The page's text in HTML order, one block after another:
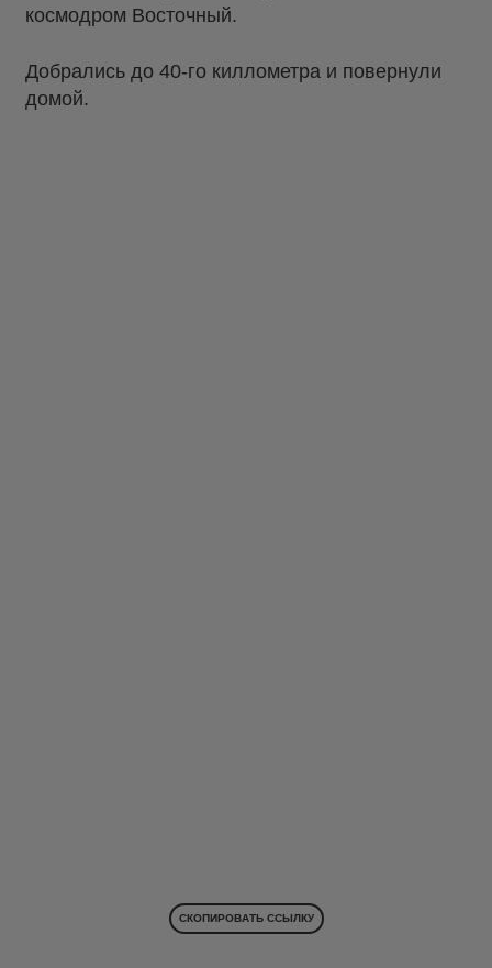
космодром Восточный.
Добрались до 40-го киллометра и повернули
домой.
СКОПИРОВАТЬ ССЫЛКУ